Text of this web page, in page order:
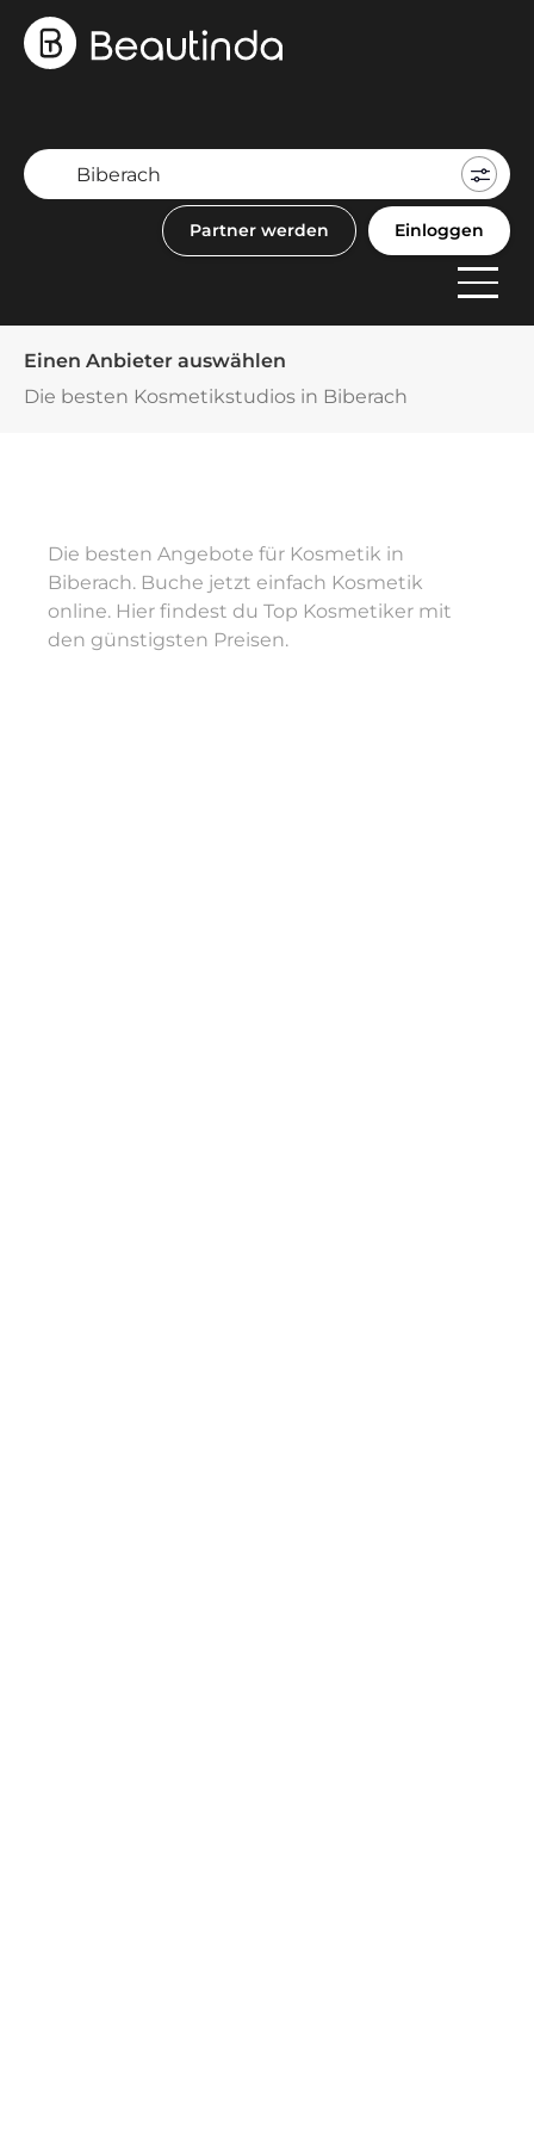
Partner werden Einloggen
Einen Anbieter auswählen
Die besten Kosmetikstudios in Biberach
Die besten Angebote für Kosmetik in
Biberach. Buche jetzt einfach Kosmetik
online. Hier findest du Top Kosmetiker mit
den günstigsten Preisen.